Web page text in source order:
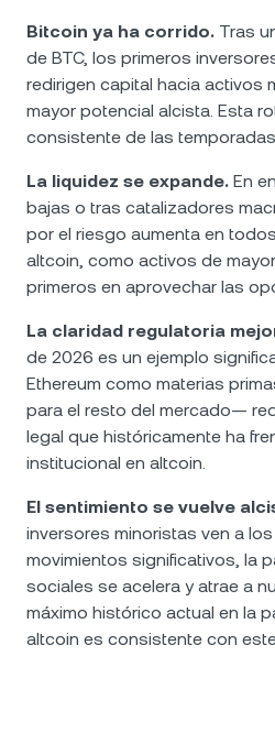
Bitcoin ya ha corrido. Tras
de BTC, los primeros
redirigen capital hacia activos
mayor potencial alcista. Esta
consistente de las
La liquidez se expande. En
bajas o tras catalizadores
por el riesgo aumenta en
altcoin, como activos de
primeros en aprovechar las
La claridad regulatoria
de 2026 es un ejemplo
Ethereum como materias
para el resto del mercado—
legal que históricamente ha
institucional en altcoin.
El sentimiento se vuelve
inversores minoristas ven a
movimientos significativos, la
sociales se acelera y atrae a
máximo histórico actual en la
altcoin es consistente con